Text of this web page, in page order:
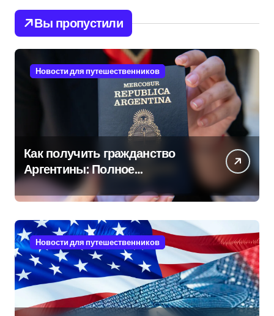
Вы пропустили
Новости для путешественников
Как получить гражданство
Аргентины: Полное
руководство
Новости для путешественников